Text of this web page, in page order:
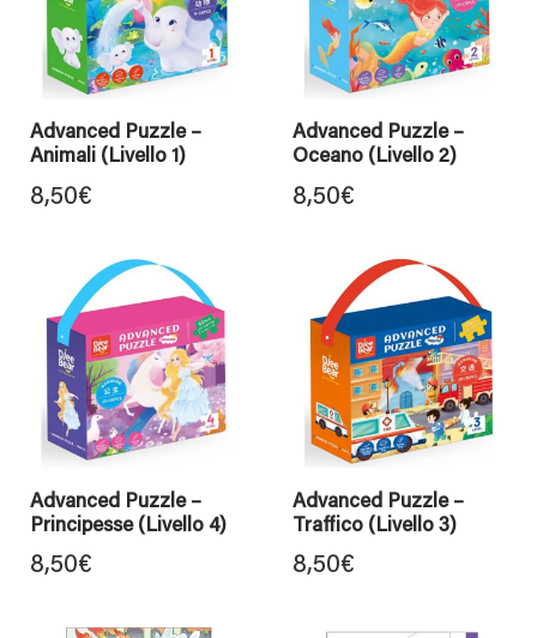
Advanced Puzzle –
Animali (Livello 1)
8,50€
Advanced Puzzle –
Oceano (Livello 2)
8,50€
Advanced Puzzle –
Principesse (Livello 4)
8,50€
Advanced Puzzle –
Traffico (Livello 3)
8,50€